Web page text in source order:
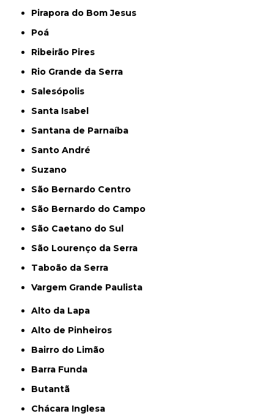
Pirapora do Bom Jesus
Poá
Ribeirão Pires
Rio Grande da Serra
Salesópolis
Santa Isabel
Santana de Parnaíba
Santo André
Suzano
São Bernardo Centro
São Bernardo do Campo
São Caetano do Sul
São Lourenço da Serra
Taboão da Serra
Vargem Grande Paulista
Alto da Lapa
Alto de Pinheiros
Bairro do Limão
Barra Funda
Butantã
Chácara Inglesa